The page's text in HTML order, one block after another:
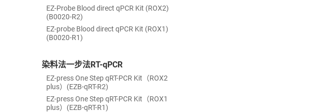
EZ-Probe Blood direct qPCR Kit (ROX2)
(B0020-R2)
EZ-probe Blood direct qPCR Kit (ROX1)
(B0020-R1)
染料法一步法RT-qPCR
EZ-press One Step qRT-PCR Kit（ROX2
plus）(EZB-qRT-R2)
EZ-press One Step qRT-PCR Kit（ROX1
plus）(EZB-qRT-R1)